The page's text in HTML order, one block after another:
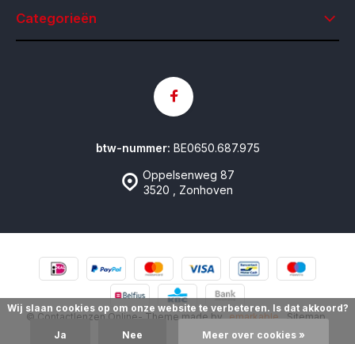
Categorieën
Oppelsenweg 87
3520 , Zonhoven
btw-nummer: BE0650.687.975
© Contactlenzen Online- Theme made by emarkable Sitemap
Wij slaan cookies op om onze website te verbeteren. Is dat akkoord?
Ja Nee Meer over cookies »